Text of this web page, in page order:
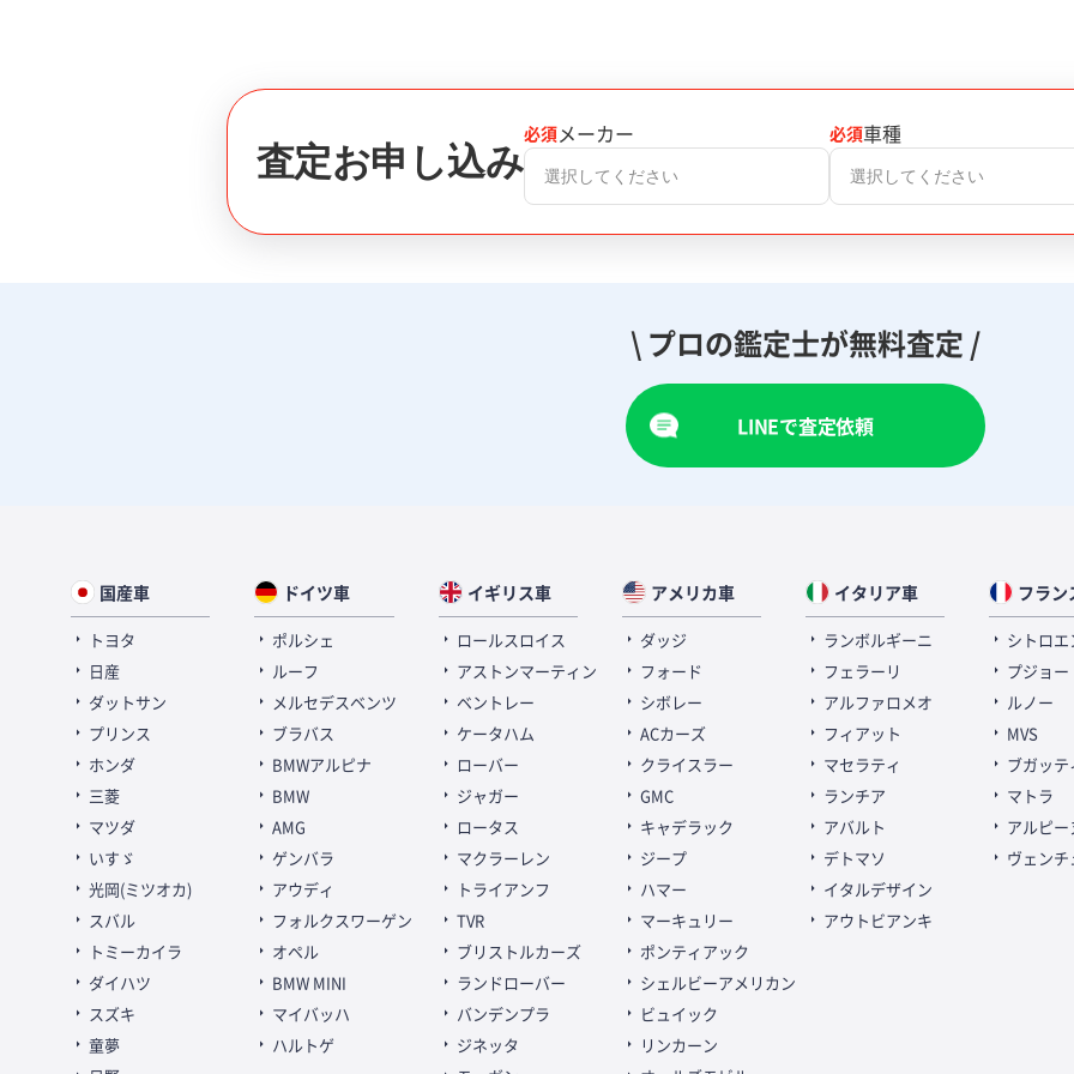
査定お申し込み
必須メーカー
選択してください
必須車種
選択してください
\ プロの鑑定士が無料査定 /
LINEで査定依頼
国産車
トヨタ
日産
ダットサン
プリンス
ホンダ
三菱
マツダ
いすゞ
光岡(ミツオカ)
スバル
トミーカイラ
ダイハツ
スズキ
童夢
ドイツ車
ポルシェ
ルーフ
メルセデスベンツ
ブラバス
BMWアルピナ
BMW
AMG
ゲンバラ
アウディ
フォルクスワーゲン
オペル
BMW MINI
マイバッハ
ハルトゲ
イギリス車
ロールスロイス
アストンマーティン
ベントレー
ケータハム
ローバー
ジャガー
ロータス
マクラーレン
トライアンフ
TVR
ブリストルカーズ
ランドローバー
バンデンプラ
ジネッタ
アメリカ車
ダッジ
フォード
シボレー
ACカーズ
クライスラー
GMC
キャデラック
ジープ
ハマー
マーキュリー
ポンティアック
シェルビーアメリカン
ビュイック
リンカーン
イタリア車
ランボルギーニ
フェラーリ
アルファロメオ
フィアット
マセラティ
ランチア
アバルト
デトマソ
イタルデザイン
アウトビアンキ
フラン
シトロエ
プジョー
ルノー
MVS
ブガッテ
マトラ
アルピー
ヴェンチ